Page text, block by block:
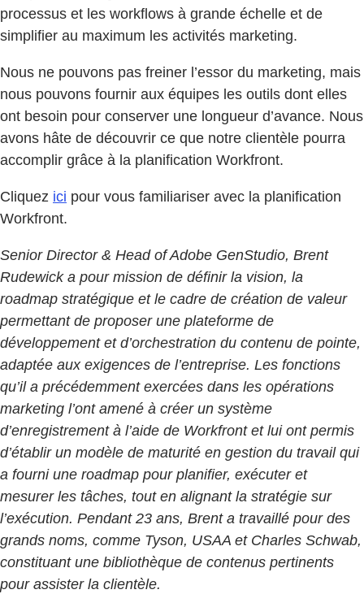
processus et les workflows à grande échelle et de
simplifier au maximum les activités marketing.
Nous ne pouvons pas freiner l’essor du marketing, mais
nous pouvons fournir aux équipes les outils dont elles
ont besoin pour conserver une longueur d’avance. Nous
avons hâte de découvrir ce que notre clientèle pourra
accomplir grâce à la planification Workfront.
Cliquez ici pour vous familiariser avec la planification
Workfront.
Senior Director & Head of Adobe GenStudio, Brent
Rudewick a pour mission de définir la vision, la
roadmap stratégique et le cadre de création de valeur
permettant de proposer une plateforme de
développement et d’orchestration du contenu de pointe,
adaptée aux exigences de l’entreprise. Les fonctions
qu’il a précédemment exercées dans les opérations
marketing l’ont amené à créer un système
d’enregistrement à l’aide de Workfront et lui ont permis
d’établir un modèle de maturité en gestion du travail qui
a fourni une roadmap pour planifier, exécuter et
mesurer les tâches, tout en alignant la stratégie sur
l’exécution. Pendant 23 ans, Brent a travaillé pour des
grands noms, comme Tyson, USAA et Charles Schwab,
constituant une bibliothèque de contenus pertinents
pour assister la clientèle.